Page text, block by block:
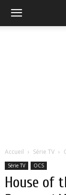
Accueil Série TV
Série TV OCS
House of